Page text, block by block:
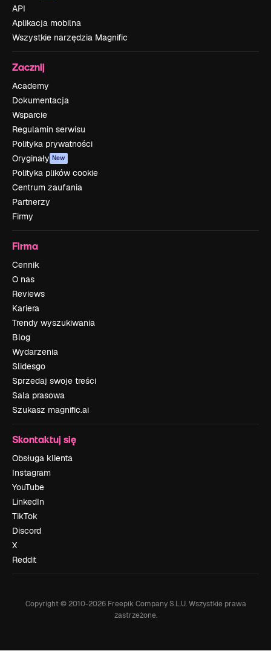
API
Aplikacja mobilna
Wszystkie narzędzia Magnific
Zacznij
Academy
Dokumentacja
Wsparcie
Regulamin serwisu
Polityka prywatności
Oryginały New
Polityka plików cookie
Centrum zaufania
Partnerzy
Firmy
Firma
Cennik
O nas
Reviews
Kariera
Trendy wyszukiwania
Blog
Wydarzenia
Slidesgo
Sprzedaj swoje treści
Sala prasowa
Szukasz magnific.ai
Skontaktuj się
Obsługa klienta
Instagram
YouTube
LinkedIn
TikTok
Discord
X
Reddit
Copyright © 2010-2026Freepik Company S.L.U. Wszystkie prawa
zastrzeżone.